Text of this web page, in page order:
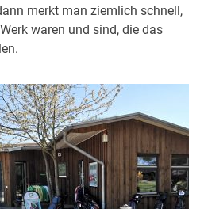
merkt man ziemlich schnell,
waren und sind, die das